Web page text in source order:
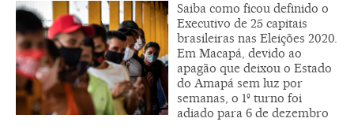
Saiba como ficou definido o
Executivo de 25 capitais
brasileiras nas Eleições 2020.
Em Macapá, devido ao
apagão que deixou o Estado
do Amapá sem luz por
semanas, o 1º turno foi
adiado para 6 de dezembro